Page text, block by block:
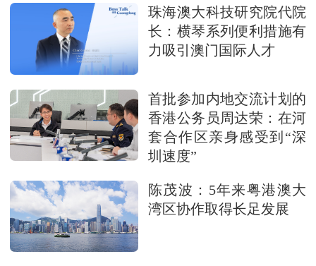
珠海澳大科技研究院代院
长：横琴系列便利措施有
力吸引澳门国际人才
首批参加内地交流计划的
香港公务员周达荣：在河
套合作区亲身感受到“深
圳速度”
陈茂波：5年来粤港澳大
湾区协作取得长足发展